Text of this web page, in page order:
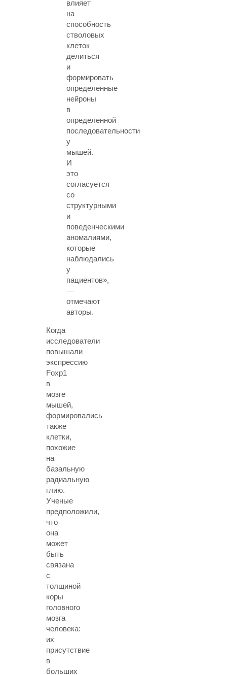
влияет
на
способность
стволовых
клеток
делиться
и
формировать
определенные
нейроны
в
определенной
последовательности
у
мышей.
И
это
согласуется
со
структурными
и
поведенческими
аномалиями,
которые
наблюдались
у
пациентов»,
—
отмечают
авторы.
Когда
исследователи
повышали
экспрессию
Foxp1
в
мозге
мышей,
формировались
также
клетки,
похожие
на
базальную
радиальную
глию.
Ученые
предположили,
что
она
может
быть
связана
с
толщиной
коры
головного
мозга
человека:
их
присутствие
в
больших